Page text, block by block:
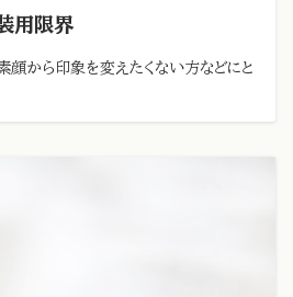
用限界
顔から印象を変えたくない方などにと